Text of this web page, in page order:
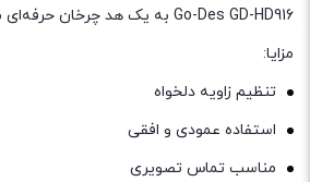
Go-Des GD-HD916 به یک هد چرخان حرفه‌ای مجهز شده است.
مزایا:
تنظیم زاویه دلخواه
استفاده عمودی و افقی
مناسب تماس تصویری